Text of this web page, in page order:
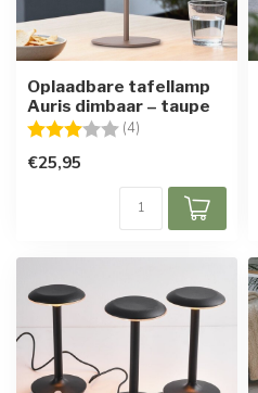
Oplaadbare tafellamp
Auris dimbaar – taupe
Beoordeling: (4)
€25,95